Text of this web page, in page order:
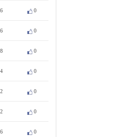
0
0
0
0
0
0
0